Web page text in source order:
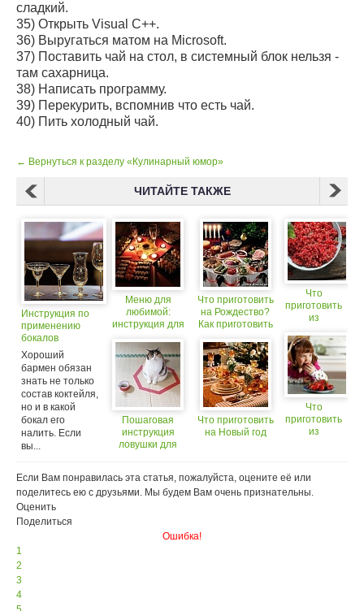
сладкий.
35) Открыть Visual C++.
36) Выругаться матом на Microsoft.
37) Поставить чай на стол, в системный блок нельзя -
там сахарница.
38) Hаписать программу.
39) Перекурить, вспомнив что есть чай.
40) Пить холодный чай.
← Вернуться к разделу «Кулинарный юмор»
ЧИТАЙТЕ ТАКЖЕ
Инструкция по
применению
бокалов
Хороший
бармен обязан
знать не только
состав коктейля,
но и в какой
бокал его
налить. Если
вы...
Меню для
любимой:
инструкция для
Пошаговая
инструкция
ловушки для
Что приготовить
на Рождество?
Как приготовить
Что приготовить
на Новый год
Что
приготовить
из
Что
приготовить
из
Если Вам понравилась эта статья, пожалуйста, оцените её или
поделитесь ею с друзьями. Мы будем Вам очень признательны.
Оценить
Поделиться
Ошибка!
1
2
3
4